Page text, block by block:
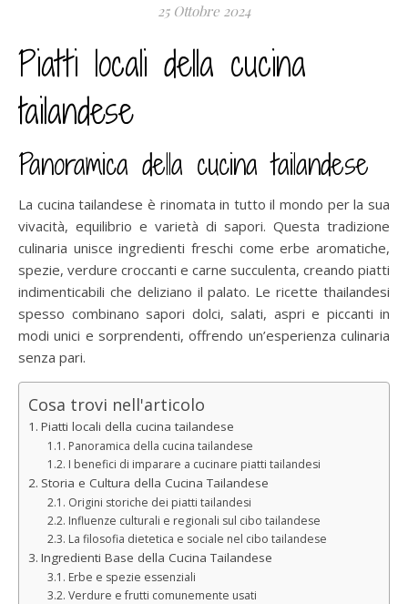
25 Ottobre 2024
Piatti locali della cucina
tailandese
Panoramica della cucina tailandese
La cucina tailandese è rinomata in tutto il mondo per la sua
vivacità, equilibrio e varietà di sapori. Questa tradizione
culinaria unisce ingredienti freschi come erbe aromatiche,
spezie, verdure croccanti e carne succulenta, creando piatti
indimenticabili che deliziano il palato. Le ricette thailandesi
spesso combinano sapori dolci, salati, aspri e piccanti in
modi unici e sorprendenti, offrendo un’esperienza culinaria
senza pari.
Cosa trovi nell'articolo
Piatti locali della cucina tailandese
Panoramica della cucina tailandese
I benefici di imparare a cucinare piatti tailandesi
Storia e Cultura della Cucina Tailandese
Origini storiche dei piatti tailandesi
Influenze culturali e regionali sul cibo tailandese
La filosofia dietetica e sociale nel cibo tailandese
Ingredienti Base della Cucina Tailandese
Erbe e spezie essenziali
Verdure e frutti comunemente usati